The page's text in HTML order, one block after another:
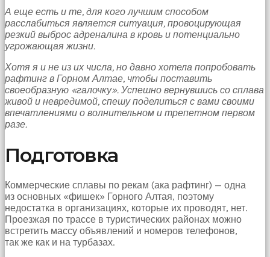
onu
izliyordum
fakat
benim
onu
izlediğimi
fark
etti
altyazılı
porno
Amı
cayır
yanıyor
için
beni
yaka
paça
tutup
içeri
А еще есть и те, для кого лучшим способом
расслабиться является ситуация, провоцирующая
резкий выброс адреналина в кровь и потенциально
угрожающая жизни.
Хотя я и не из их числа, но давно хотела попробовать
рафтинг в Горном Алтае, чтобы поставить
своеобразную «галочку». Успешно вернувшись со сплава
живой и невредимой, спешу поделиться с вами своими
впечатлениями о волнительном и трепетном первом
разе.
Подготовка
Коммерческие сплавы по рекам (ака рафтинг) — одна
из основных «фишек» Горного Алтая, поэтому
недостатка в организациях, которые их проводят, нет.
Проезжая по трассе в туристических районах можно
встретить массу объявлений и номеров телефонов,
так же как и на турбазах.